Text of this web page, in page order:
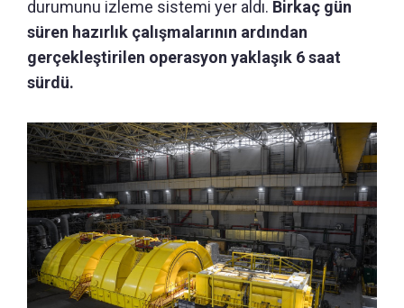
durumunu izleme sistemi yer aldı. Birkaç gün
süren hazırlık çalışmalarının ardından
gerçekleştirilen operasyon yaklaşık 6 saat
sürdü.